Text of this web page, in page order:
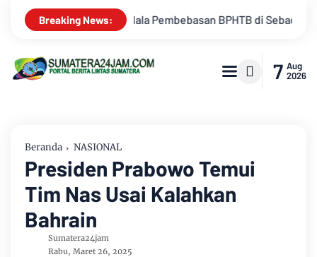
Breaking News:
Lahan Kemarau Memuncak, Debit Sungai Batanghari
7 Aug
2026
Beranda NASIONAL
Presiden Prabowo Temui
Tim Nas Usai Kalahkan
Bahrain
Sumatera24jam
Rabu, Maret 26, 2025